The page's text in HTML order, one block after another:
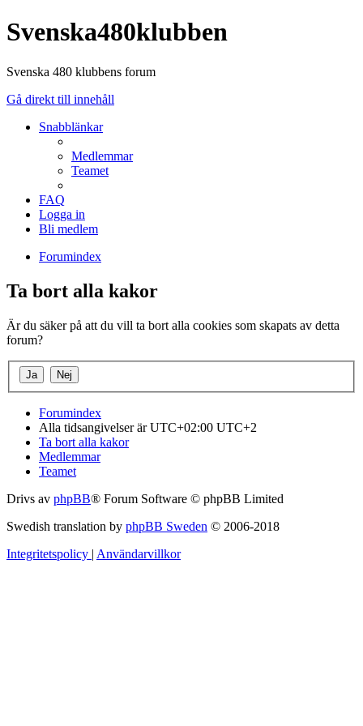
Svenska480klubben
Svenska 480 klubbens forum
Gå direkt till innehåll
Snabblänkar
Medlemmar
Teamet
FAQ
Logga in
Bli medlem
Forumindex
Ta bort alla kakor
Är du säker på att du vill ta bort alla cookies som skapats av detta
forum?
Forumindex
Alla tidsangivelser är UTC+02:00 UTC+2
Ta bort alla kakor
Medlemmar
Teamet
Drivs av phpBB® Forum Software © phpBB Limited
Swedish translation by phpBB Sweden © 2006-2018
Integritetspolicy | Användarvillkor